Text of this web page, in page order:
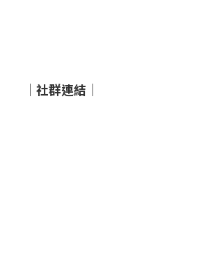
｜社群連結｜